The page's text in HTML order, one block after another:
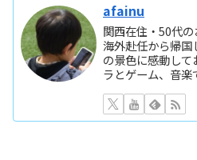
afainu
関西在住・50代
海外赴任から帰
の景色に感動して
ラとゲーム、音楽